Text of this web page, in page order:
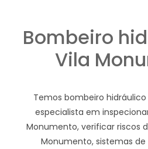
Bombeiro
Vila
Temos bombeiro
especialista em
Monumento, verificar riscos
Monumento, sistemas